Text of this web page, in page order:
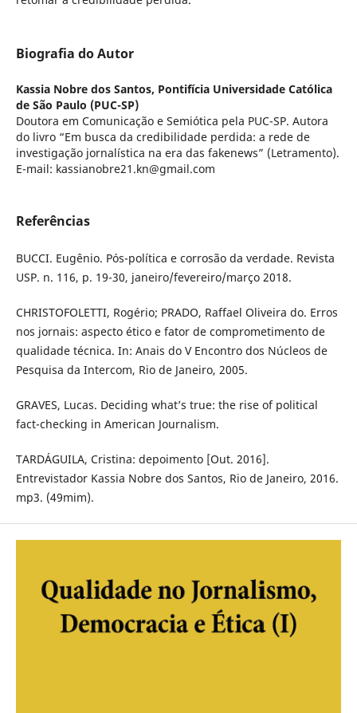
Biografia do Autor
Kassia Nobre dos Santos, Pontifícia Universidade Católica
de São Paulo (PUC-SP)
Doutora em Comunicação e Semiótica pela PUC-SP. Autora
do livro “Em busca da credibilidade perdida: a rede de
investigação jornalística na era das fakenews” (Letramento).
E-mail: kassianobre21.kn@gmail.com
Referências
BUCCI. Eugênio. Pós-política e corrosão da verdade. Revista
USP. n. 116, p. 19-30, janeiro/fevereiro/março 2018.
CHRISTOFOLETTI, Rogério; PRADO, Raffael Oliveira do. Erros
nos jornais: aspecto ético e fator de comprometimento de
qualidade técnica. In: Anais do V Encontro dos Núcleos de
Pesquisa da Intercom, Rio de Janeiro, 2005.
GRAVES, Lucas. Deciding what’s true: the rise of political
fact-checking in American Journalism.
TARDÁGUILA, Cristina: depoimento [Out. 2016].
Entrevistador Kassia Nobre dos Santos, Rio de Janeiro, 2016.
mp3. (49mim).